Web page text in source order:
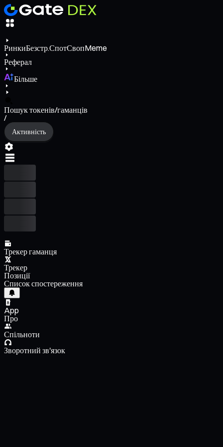
РинкиБезстр.СпотСвопMeme
Реферал
Більше
Пошук токенів/гаманців
/
Активність
Трекер гаманця
Трекер
Позиції
Список спостереження
App
Про
Спільноти
Зворотний зв'язок